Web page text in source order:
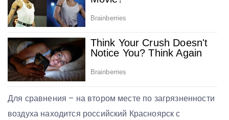
Для сравнения – на втором месте по загрязненности
воздуха находится российский Красноярск с